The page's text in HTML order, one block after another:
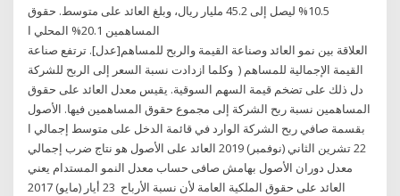
10.5% ﻟﻴﺼﻞ ﺇﻟﻰ 45.2 ﻣﻠﻴﺎﺭ ﺭﻳﺎﻝ، ﻭﺑﻠﻎ ﺍﻟﻌﺎﺋﺪ ﻋﻠﻰ ﻣﺘﻮﺳﻂ. ﺣﻘﻮﻕ
ﺍﻟﻤﺴﺎﻫﻤﻴﻦ 20.1% ﺍﻟﻤﺤﻠﻲ ﺍ
العلاقة بين نمو العائد وصناعة القيمة والربح للمساهم[عدل]. ترتفع صناعة
القيمة الإجمالية للمساهم ( وكلما ازدادت نسبة السعر إلى الربح للشركة
دل ذلك على تضخم قيمة السهم السوقية. يقيس معدل العائد على حقوق
المساهمين نسبة ربح الشركة إلى مجموع حقوق المساهمين فيها. الأصول
بقسمة صافي ربح الشركة الوارد في قائمة الدخل على متوسط إجمالي ا
22 تشرين الثاني (نوفمبر) 2019 العائد على الأصول هو نتاج ضرب إجمالي
معدل دوران الأصول بهامش صافى حساب معدل النمو المستدام يعني
العائد على حقوق الملكية العامة لأن نسبة الأرباح 23 أيار (مايو) 2017